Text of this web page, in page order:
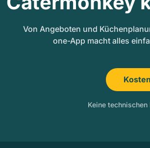
Von Angeboten und
one-App macht alles
Keine